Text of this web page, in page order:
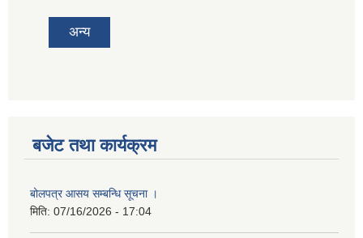
अन्य
बजेट तथा कार्यक्रम
बोलपत्र आसय सम्बन्धि सूचना ।
मिति: 07/16/2026 - 17:04